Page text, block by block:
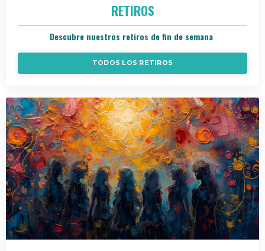
RETIROS
Descubre nuestros retiros de fin de semana
TODOS LOS RETIROS